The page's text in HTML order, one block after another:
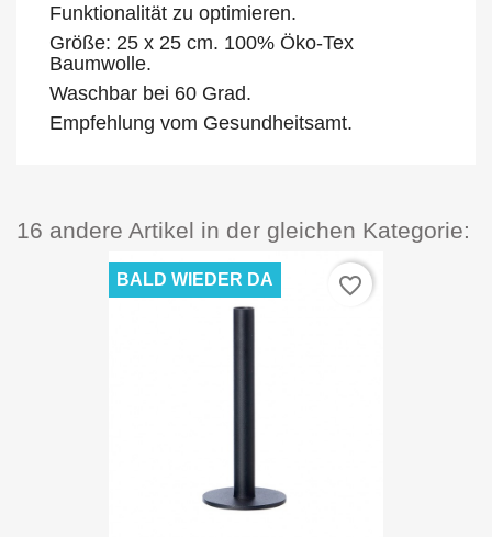
Funktionalität zu optimieren.
Größe: 25 x 25 cm. 100% Öko-Tex
Baumwolle.
Waschbar bei 60 Grad.
Empfehlung vom Gesundheitsamt.
16 andere Artikel in der gleichen Kategorie:
BALD WIEDER DA favorite_border